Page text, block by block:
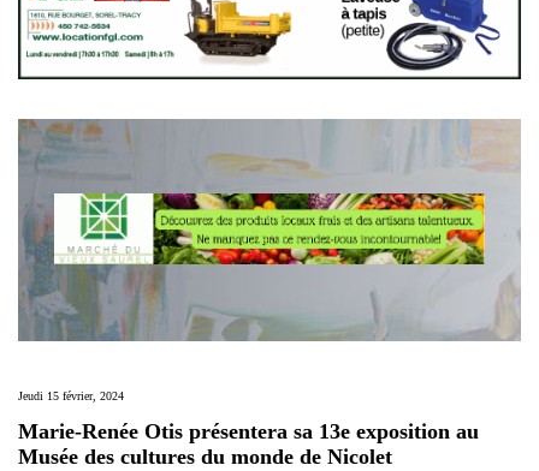
Jeudi 15 février, 2024
Marie-Renée Otis présentera sa 13e exposition au
Musée des cultures du monde de Nicolet